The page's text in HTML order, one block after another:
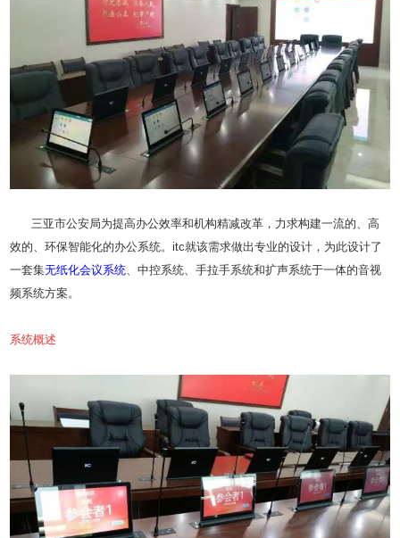
三亚市公安局为提高办公效率和机构精减改革，力求构建一流的、高
效的、环保智能化的办公系统。itc就该需求做出专业的设计，为此设计了
一套集无纸化会议系统、中控系统、手拉手系统和扩声系统于一体的音视
频系统方案。
系统概述